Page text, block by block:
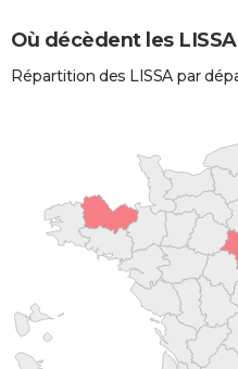
Où décèdent les
Répartition des LISSA par